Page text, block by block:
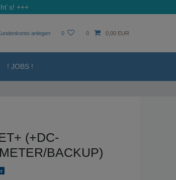
+++
anlegen 0 0 0,00 EUR
! JOBS !
(+DC-
BACKUP)